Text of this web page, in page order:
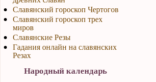
Славянский гороскоп Чертогов
Славянский гороскоп трех
миров
Славянские Резы
Гадания онлайн на славянских
Резах
Народный календарь